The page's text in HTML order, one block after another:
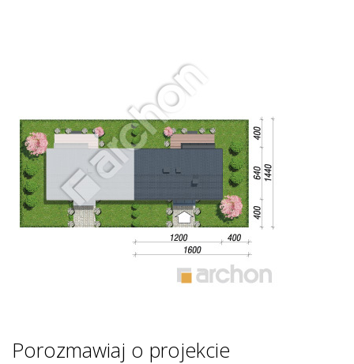
Porozmawiaj o projekcie